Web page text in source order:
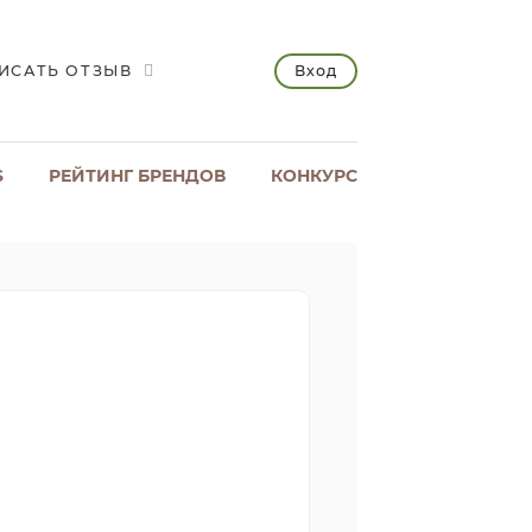
ОТЗЫВ Вход
РЕЙТИНГ БРЕНДОВ КОНКУРС